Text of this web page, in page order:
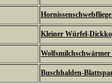
Kleiner Würfel-
Buschhalden-